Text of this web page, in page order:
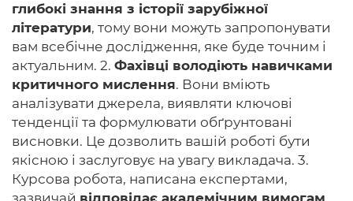
глибокі знання з історії зарубіжної
літератури, тому вони можуть запропонувати
вам всебічне дослідження, яке буде точним і
актуальним. 2. Фахівці володіють навичками
критичного мислення. Вони вміють
аналізувати джерела, виявляти ключові
тенденції та формулювати обґрунтовані
висновки. Це дозволить вашій роботі бути
якісною і заслуговує на увагу викладача. 3.
Курсова робота, написана експертами,
зазвичай відповідає академічним вимогам